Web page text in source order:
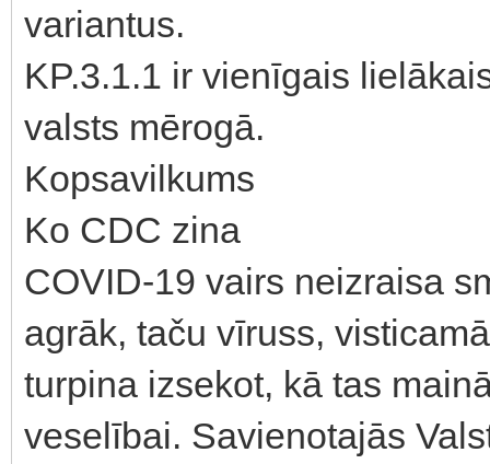
variantus.
KP.3.1.1 ir vienīgais
valsts mērogā.
Kopsavilkums
Ko CDC zina
COVID-19 vairs neizraisa
agrāk, taču vīruss,
turpina izsekot, kā tas
veselībai. Savienotajās